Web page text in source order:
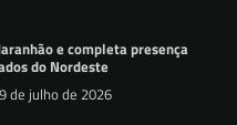
e completa presença
do Nordeste
de julho de 2026